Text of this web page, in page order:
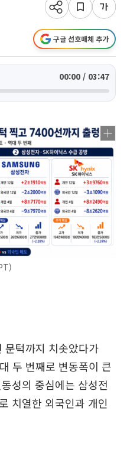
구글 선호매체 추가
00:00 / 03:47
문턱까지 치솟았다가
두 번째로 변동폭이 큰
성의 중심에는 삼성전
치열한 외국인과 개인